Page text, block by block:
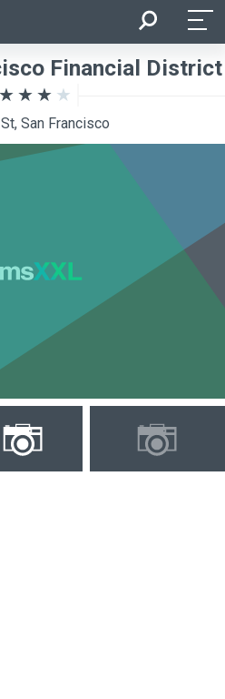
Habitación
BUSCAR
Financial District
San Francisco